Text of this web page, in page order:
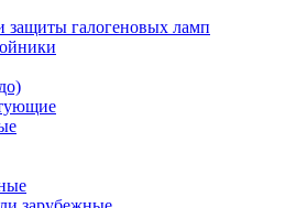
защиты галогеновых ламп